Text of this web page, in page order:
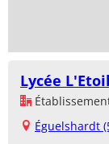
Lycée
Éguelshardt